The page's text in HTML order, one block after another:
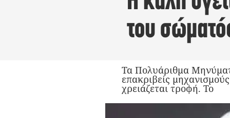
του
Τα Πολυάριθμα
επακριβείς
χρειάζεται τροφή. Το